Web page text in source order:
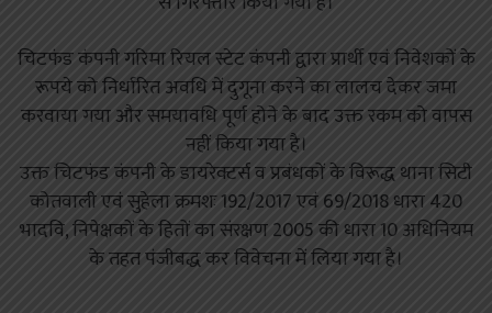
चिटफंड कंपनी गरिमा रियल स्टेट कंपनी द्वारा प्रार्थी एवं निवेशकों के
रूपये को निर्धारित अवधि में दुगूना करने का लालच देकर जमा
करवाया गया और समयावधि पूर्ण होने के बाद उक्त रकम को वापस
नहीं किया गया है।
उक्त चिटफंड कंपनी के डायरेक्टर्स व प्रबंधकों के विरूद्ध थाना सिटी
कोतवाली एवं सुहेला क्रमशः 192/2017 एवं 69/2018 धारा 420
भादवि, निपेक्षकों के हितों का संरक्षण 2005 की धारा 10 अधिनियम
के तहत पंजीबद्ध कर विवेचना में लिया गया है।